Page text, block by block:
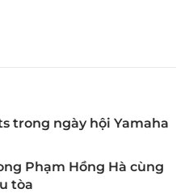
trong ngày hội Yamaha
Phạm Hồng Hà cùng
tòa